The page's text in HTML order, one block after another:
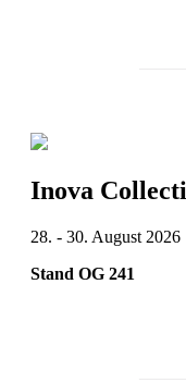
Inova
28. - 30. August 2026
Stand OG 241